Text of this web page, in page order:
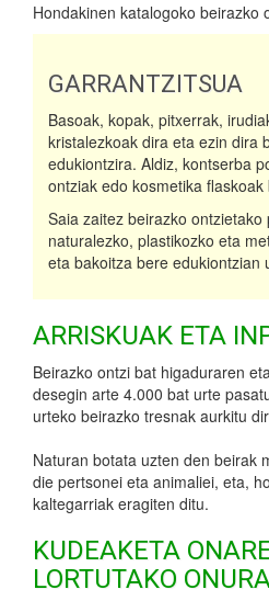
Hondakinen katalogoko beirazko
GARRANTZITSUA
Basoak, kopak, pitxerrak,
kristalezkoak dira eta ezin dira
edukiontzira. Aldiz, kontserba
ontziak edo kosmetika
Saia zaitez beirazko ontzietako
naturalezko, plastikozko eta
eta bakoitza bere edukiontzian
ARRISKUAK ETA
Beirazko ontzi bat higaduraren
desegin arte 4.000 bat urte
urteko beirazko tresnak aurkitu
Naturan botata uzten den beirak
die pertsonei eta animaliei, eta,
kaltegarriak eragiten ditu.
KUDEAKETA
LORTUTAKO